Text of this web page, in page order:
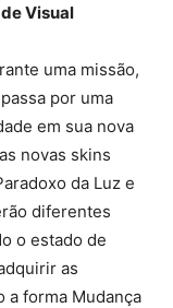
Visual
uma missão,
por uma
em sua nova
novas skins
da Luz e
diferentes
o estado de
as
a forma Mudança